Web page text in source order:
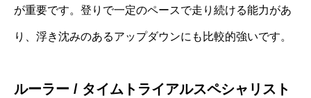
が重要です。登りで一定のペースで走り続ける能力があ
り、浮き沈みのあるアップダウンにも比較的強いです。
ルーラー / タイムトライアルスペシャリスト